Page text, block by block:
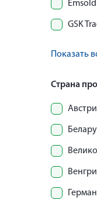
GSK
Показать
Страна